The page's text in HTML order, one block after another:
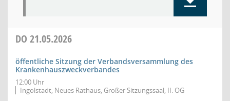
DO 21.05.2026
öffentliche Sitzung der Verbandsversammlung des
Krankenhauszweckverbandes
12:00 Uhr
Ingolstadt, Neues Rathaus, Großer Sitzungssaal, II. OG